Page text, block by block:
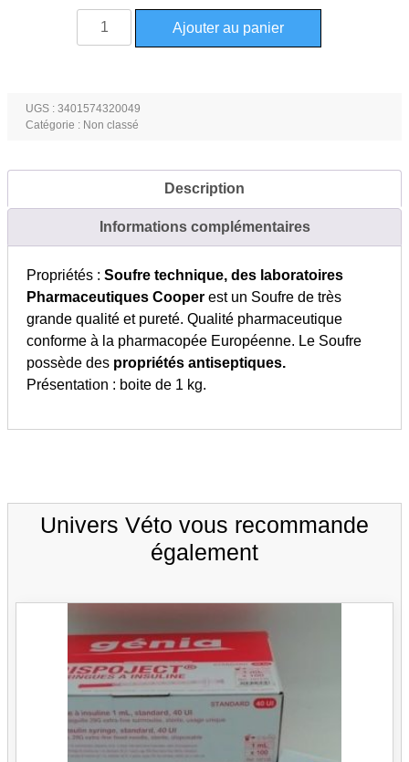
quantité
de
Cooper
-
1
Ajouter au panier
UGS : 3401574320049
Catégorie : Non classé
Description
Informations complémentaires
Propriétés : Soufre technique, des laboratoires
Pharmaceutiques Cooper est un Soufre de très
grande qualité et pureté. Qualité pharmaceutique
conforme à la pharmacopée Européenne. Le Soufre
possède des propriétés antiseptiques.
Présentation : boite de 1 kg.
Univers Véto vous recommande
également